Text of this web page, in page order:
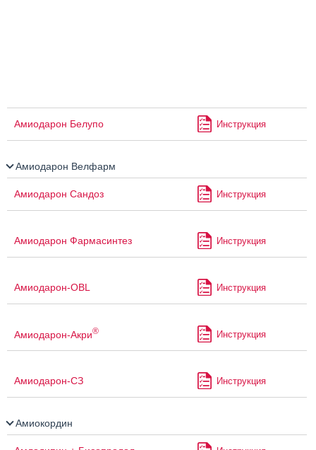
Амиодарон Белупо Инструкция
Амиодарон Велфарм
Амиодарон Сандоз Инструкция
Амиодарон Фармасинтез Инструкция
Амиодарон-OBL Инструкция
Амиодарон-Акри® Инструкция
Амиодарон-СЗ Инструкция
Амиокордин